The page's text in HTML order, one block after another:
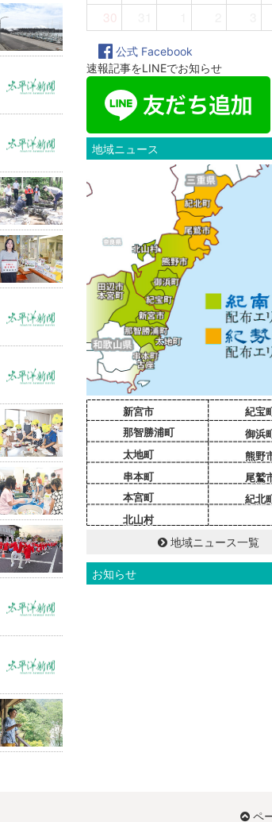
30
公式 Facebook
速報記事をLINEでお知らせ
地域ニュース
新宮市
那智勝浦町
太地町
串本町
本宮町
北山村
紀宝
御浜
熊野
尾鷲
紀北
地域ニュース一覧
お知らせ
ペ